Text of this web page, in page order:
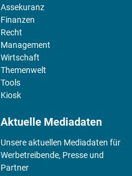
Assekuranz
Finanzen
Recht
Management
Wirtschaft
Themenwelt
Tools
Kiosk
Aktuelle Mediadaten
Unsere aktuellen Mediadaten für
Werbetreibende, Presse und
Partner